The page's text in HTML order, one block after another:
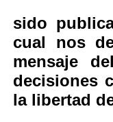
sido
cual nos
mensaje
decisiones
la libertad